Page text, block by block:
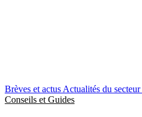
Brèves et actus Actualités du secteur
Conseils et Guides